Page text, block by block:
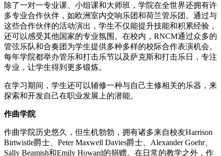
除了一对一专业课、小组课和大师班，学院在全世界还拥有许
多专业合作伙伴，如欧洲室内交响乐团和荷兰管乐团。通过与
这些合作伙伴的活动演出，学生不仅能提升技能和积累经验，
还可以感受其他国家的专业氛围。在校内，RNCM通过众多的
管弦乐队和合奏团为学生提供多种多样的校际合作表演机会。
每年学院都举办管乐和打击乐节以及萨克斯和打击乐日，专注
专业，让学生得到更多锻炼。
在学习期间，学生还可以辅修一种与自己主修相关的乐器，来
探索和开发自己在职业发展上的潜能。
作曲学院
作曲学院历史悠久，但生机勃勃，拥有诸多来自校友Harrison
Birtwistle爵士、Peter Maxwell Davies爵士、Alexander Goehr、
Sally Beamish和Emily Howard的捐赠。在日常的教学之外，作